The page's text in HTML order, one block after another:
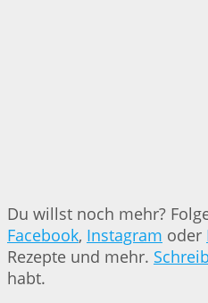
Du willst noch mehr?
Facebook, Instagram oder
Rezepte und mehr.
habt.